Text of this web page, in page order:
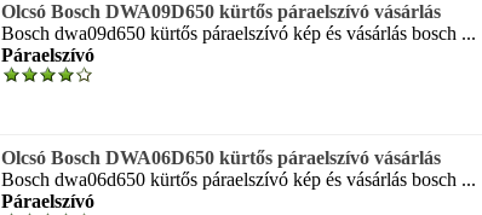
Olcsó Bosch DWA09D650 kürtős páraelszívó vásárlás
Bosch dwa09d650 kürtős páraelszívó kép és vásárlás bosch ...
Páraelszívó
Olcsó Bosch DWA06D650 kürtős páraelszívó vásárlás
Bosch dwa06d650 kürtős páraelszívó kép és vásárlás bosch ...
Páraelszívó